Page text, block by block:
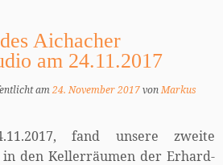
Aichacher
am 24.11.2017
am24. November 2017vonMarkus
fand unsere zweite
den Kellerräumen der Erhard-